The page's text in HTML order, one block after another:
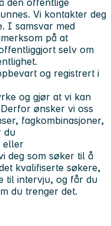
den offentlige
Vi kontakter deg
I samsvar med
på at
selv om
og registrert i
og gjør at vi kan
ønsker vi oss
fagkombinasjoner,
du
eller
deg som søker til å
kvalifiserte søkere,
til intervju, og får du
du trenger det.